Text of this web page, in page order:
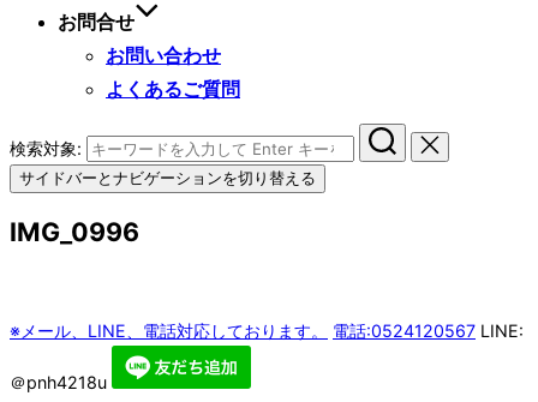
お問合せ
お問い合わせ
よくあるご質問
検索対象:
サイドバーとナビゲーションを切り替える
IMG_0996
※メール、LINE、電話対応しております。 電話:0524120567 LINE:
＠pnh4218u